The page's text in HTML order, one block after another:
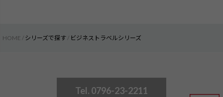
HOME シリーズで探す ビジネストラベルシリーズ
Tel. 0796-23-2211